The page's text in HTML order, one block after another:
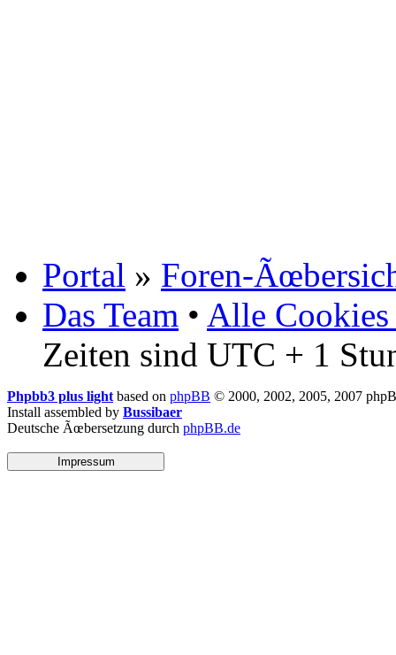
Portal » Foren-
Das Team • Alle Cookies
Zeiten sind UTC + 1
Phpbb3 plus lightbased on phpBB © 2000, 2002, 2005, 2007
Install assembled by Bussibaer
Deutsche Ãœbersetzung durch phpBB.de